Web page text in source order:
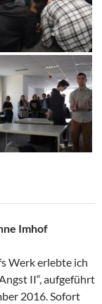
Imhof
Werk erlebte ich
II“, aufgeführt
2016. Sofort